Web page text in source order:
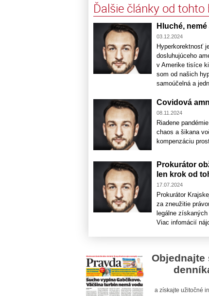
Ďalšie články od tohto
Hluché,
03.12.2024
Hyperkorektnosť
dosluhujúceho
v Amerike tisíce
som od našich
samoúčelná a
Covidová
08.11.2024
Riadene
chaos a šikana
kompenzáciu
Prokurátor
len krok od
17.07.2024
Prokurátor
za zneužitie
legálne
Viac infomácií
Objednajte
a získajte užitočné